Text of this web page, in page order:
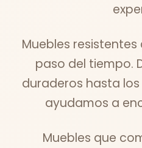
Muebles
paso del tiempo.
duraderos hasta
ayudamos a
Muebles que